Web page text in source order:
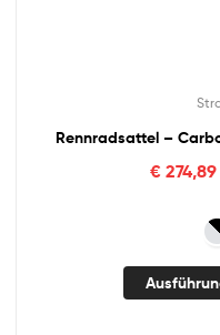
Rennradsattel –
€ 274,89